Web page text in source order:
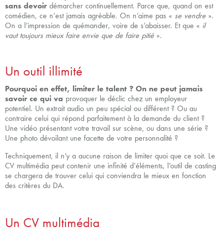
sans devoir démarcher continuellement. Parce que, quand on est
comédien, ce n’est jamais agréable. On n’aime pas « se vendre ».
On a l’impression de quémander, voire de s’abaisser. Et que « il
vaut toujours mieux faire envie que de faire pitié ».
Un outil illimité
Pourquoi en effet, limiter le talent ? On ne peut jamais
savoir ce qui va provoquer le déclic chez un employeur
potentiel. Un extrait audio un peu spécial ou différent ? Ou au
contraire celui qui répond parfaitement à la demande du client ?
Une vidéo présentant votre travail sur scène, ou dans une série ?
Une photo dévoilant une facette de votre personnalité ?
Techniquement, il n’y a aucune raison de limiter quoi que ce soit. Le
CV multimédia peut contenir une infinité d’éléments, l’outil de casting
se chargera de trouver celui qui conviendra le mieux en fonction
des critères du DA.
Un CV multimédia